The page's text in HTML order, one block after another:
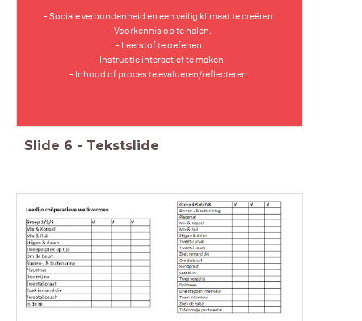
- Sociale verbondenheid en een veilig klimaat te creëren.
- Voorkennis op te halen.
- Leerstof te oefenen.
- Instructie interactief te maken.
- Inhoud of proces te evalueren/reflecteren.
Slide 6 - Tekstslide